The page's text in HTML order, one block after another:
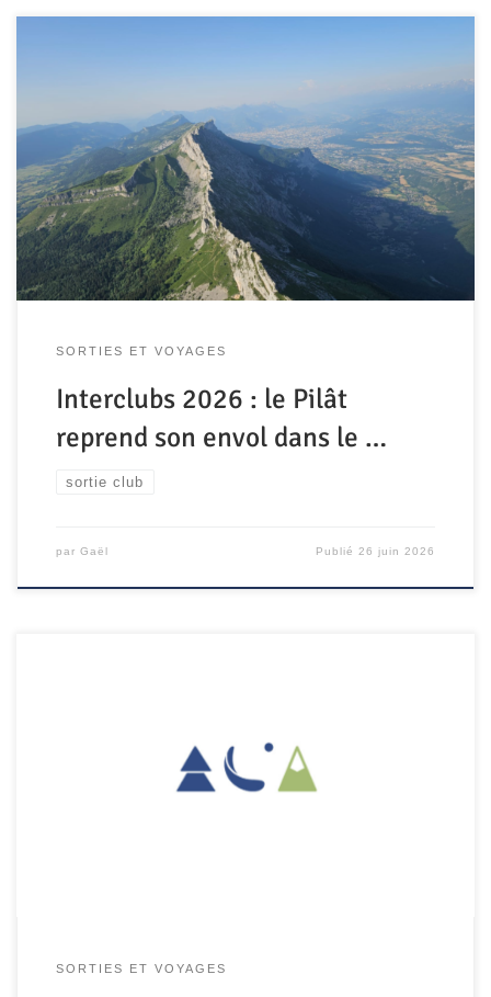
Après le succès de la première édition en 2025, nos amis
du club Sous le Vent du Pilât, basés entre Vienne et
Saint-Étienne, ont fait leur grand retour sur le plateau du
Vercors. Et cette fois, l’objectif était clair : revivre les
magnifiques vols de l’an dernier… voire faire encore […]
SORTIES ET VOYAGES
Interclubs 2026 : le Pilât
reprend son envol dans le …
sortie club
par Gaël Publié26 juin 2026
SORTIES ET VOYAGES